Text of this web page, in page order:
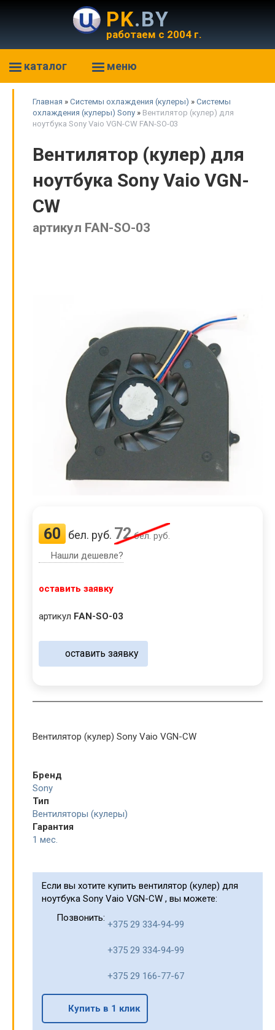
PK.BY
работаем с 2004 г.
каталог меню
Главная » Системы охлаждения (кулеры) » Системы
охлаждения (кулеры) Sony » Вентилятор (кулер) для
ноутбука Sony Vaio VGN-CW FAN-SO-03
Вентилятор (кулер) для
ноутбука Sony Vaio VGN-
CW
артикул FAN-SO-03
60 бел. руб. 72бел. руб.
Нашли дешевле?
оставить заявку
артикул FAN-SO-03
оставить заявку
Вентилятор (кулер) Sony Vaio VGN-CW
Бренд
Sony
Тип
Вентиляторы (кулеры)
Гарантия
1 мес.
Если вы хотите купить вентилятор (кулер) для
ноутбука Sony Vaio VGN-CW , вы можете:
Позвонить:
+375 29 334-94-99
+375 29 334-94-99
+375 29 166-77-67
Купить в 1 клик